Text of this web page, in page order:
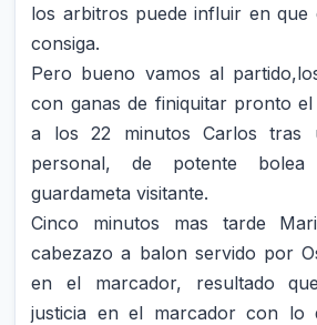
los arbitros puede influir en que
consiga.
Pero bueno vamos al
con ganas de finiquitar pronto
a los 22 minutos Carlos tras
personal, de potente
guardameta visitante.
Cinco minutos mas tarde
cabezazo a balon servido por
en el marcador, resultado
justicia en el marcador con lo